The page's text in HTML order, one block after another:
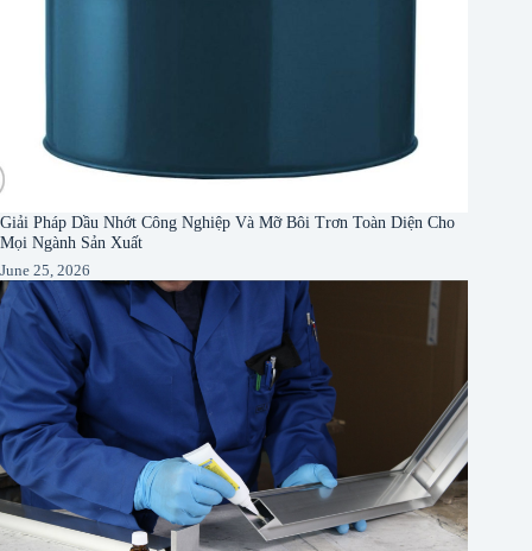
Giải Pháp Dầu Nhớt Công Nghiệp Và Mỡ Bôi Trơn Toàn Diện Cho
Mọi Ngành Sản Xuất
June 25, 2026